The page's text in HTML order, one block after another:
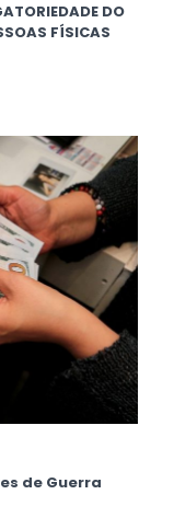
DO
FÍSICAS
de Guerra